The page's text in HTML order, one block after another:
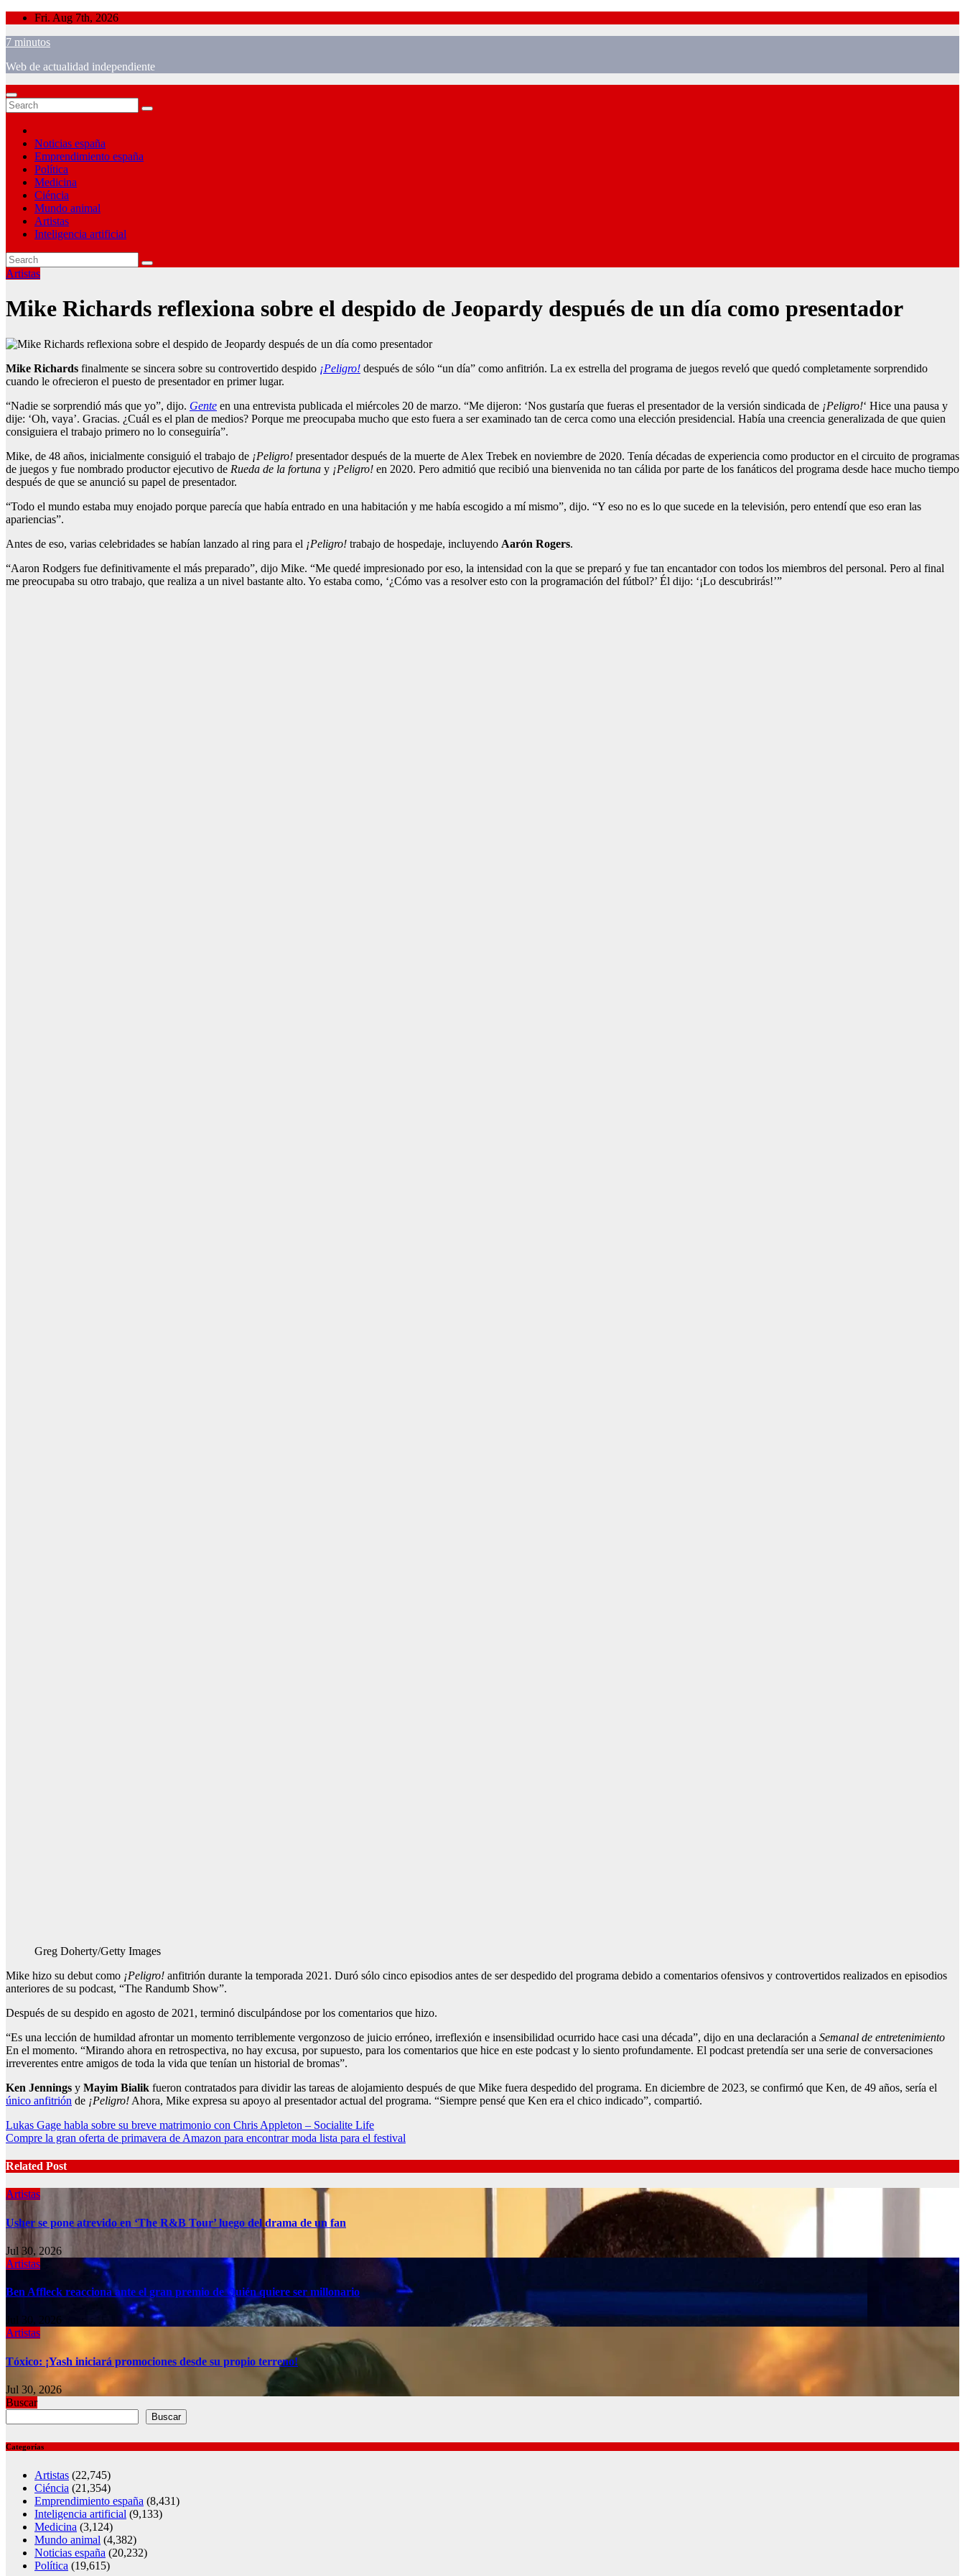
Skip
content
Fri. Aug 7th, 2026
7 minutos
Web de actualidad independiente
Noticias españa
Emprendimiento españa
Política
Medicina
Ciéncia
Mundo animal
Artistas
Inteligencia artificial
Artistas
Mike Richards reflexiona sobre el despido de Jeopardy después de un día como presentador
Mike Richards finalmente se sincera sobre su controvertido despido ¡Peligro! después de sólo “un día” como anfitrión. La ex estrella del programa de juegos reveló que quedó completamente sorprendido
cuando le ofrecieron el puesto de presentador en primer lugar.
“Nadie se sorprendió más que yo”, dijo. Gente en una entrevista publicada el miércoles 20 de marzo. “Me dijeron: ‘Nos gustaría que fueras el presentador de la versión sindicada de ¡Peligro!‘ Hice una pausa y
dije: ‘Oh, vaya’. Gracias. ¿Cuál es el plan de medios? Porque me preocupaba mucho que esto fuera a ser examinado tan de cerca como una elección presidencial. Había una creencia generalizada de que quien
consiguiera el trabajo primero no lo conseguiría”.
Mike, de 48 años, inicialmente consiguió el trabajo de ¡Peligro! presentador después de la muerte de Alex Trebek en noviembre de 2020. Tenía décadas de experiencia como productor en el circuito de programas
de juegos y fue nombrado productor ejecutivo de Rueda de la fortuna y ¡Peligro! en 2020. Pero admitió que recibió una bienvenida no tan cálida por parte de los fanáticos del programa desde hace mucho tiempo
después de que se anunció su papel de presentador.
“Todo el mundo estaba muy enojado porque parecía que había entrado en una habitación y me había escogido a mí mismo”, dijo. “Y eso no es lo que sucede en la televisión, pero entendí que eso eran las
apariencias”.
Antes de eso, varias celebridades se habían lanzado al ring para el ¡Peligro! trabajo de hospedaje, incluyendo Aarón Rogers.
“Aaron Rodgers fue definitivamente el más preparado”, dijo Mike. “Me quedé impresionado por eso, la intensidad con la que se preparó y fue tan encantador con todos los miembros del personal. Pero al final
me preocupaba su otro trabajo, que realiza a un nivel bastante alto. Yo estaba como, ‘¿Cómo vas a resolver esto con la programación del fútbol?’ Él dijo: ‘¡Lo descubrirás!’”
Greg Doherty/Getty Images
Mike hizo su debut como ¡Peligro! anfitrión durante la temporada 2021. Duró sólo cinco episodios antes de ser despedido del programa debido a comentarios ofensivos y controvertidos realizados en episodios
anteriores de su podcast, “The Randumb Show”.
Después de su despido en agosto de 2021, terminó disculpándose por los comentarios que hizo.
“Es una lección de humildad afrontar un momento terriblemente vergonzoso de juicio erróneo, irreflexión e insensibilidad ocurrido hace casi una década”, dijo en una declaración a Semanal de entretenimiento
En el momento. “Mirando ahora en retrospectiva, no hay excusa, por supuesto, para los comentarios que hice en este podcast y lo siento profundamente. El podcast pretendía ser una serie de conversaciones
irreverentes entre amigos de toda la vida que tenían un historial de bromas”.
Ken Jennings y Mayim Bialik fueron contratados para dividir las tareas de alojamiento después de que Mike fuera despedido del programa. En diciembre de 2023, se confirmó que Ken, de 49 años, sería el
único anfitrión de ¡Peligro! Ahora, Mike expresa su apoyo al presentador actual del programa. “Siempre pensé que Ken era el chico indicado”, compartió.
Post
navigation
Lukas Gage habla sobre su breve matrimonio con Chris Appleton – Socialite Life
Compre la gran oferta de primavera de Amazon para encontrar moda lista para el festival
Related Post
Artistas
Usher se pone atrevido en ‘The R&B Tour’ luego del drama de un fan
Jul 30, 2026
Artistas
Ben Affleck reacciona ante el gran premio de Quién quiere ser millonario
Jul 30, 2026
Artistas
Tóxico: ¡Yash iniciará promociones desde su propio terreno!
Jul 30, 2026
Buscar
Buscar
Categorías
Artistas (22,745)
Ciéncia (21,354)
Emprendimiento españa (8,431)
Inteligencia artificial (9,133)
Medicina (3,124)
Mundo animal (4,382)
Noticias españa (20,232)
Política (19,615)